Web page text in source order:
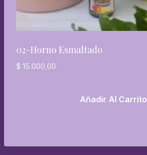
02-Horno Esmaltado
$ 15.000,00
Añadir Al Carrito